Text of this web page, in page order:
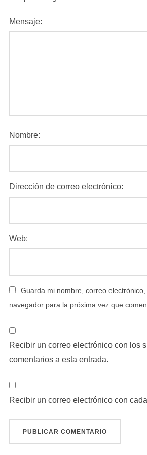
Mensaje:
Nombre:
Dirección de correo electrónico:
Web:
Guarda mi nombre, correo
navegador para la próxima vez que
Recibir un correo electrónico con los
comentarios a esta entrada.
Recibir un correo electrónico con